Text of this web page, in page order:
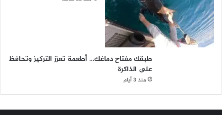
طبقك مفتاح دماغك… أطعمة تعزز التركيز وتحافظ
على الذاكرة
منذ 3 أيام